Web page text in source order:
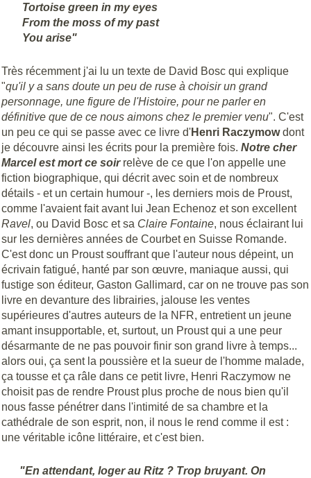
Tortoise green in my eyes
From the moss of my past
You arise"
Très récemment j'ai lu un texte de David Bosc qui explique
"qu'il y a sans doute un peu de ruse à choisir un grand
personnage, une figure de l'Histoire, pour ne parler en
définitive que de ce nous aimons chez le premier venu". C'est
un peu ce qui se passe avec ce livre d'Henri Raczymowdont
je découvre ainsi les écrits pour la première fois. Notre cher
Marcel est mort ce soir relève de ce que l'on appelle une
fiction biographique, qui décrit avec soin et de nombreux
détails - et un certain humour -, les derniers mois de Proust,
comme l'avaient fait avant lui Jean Echenoz et son excellent
Ravel, ou David Bosc et sa Claire Fontaine, nous éclairant lui
sur les dernières années de Courbet en Suisse Romande.
C'est donc un Proust souffrant que l'auteur nous dépeint, un
écrivain fatigué, hanté par son œuvre, maniaque aussi, qui
fustige son éditeur, Gaston Gallimard, car on ne trouve pas son
livre en devanture des librairies, jalouse les ventes
supérieures d'autres auteurs de la NFR, entretient un jeune
amant insupportable, et, surtout, un Proust qui a une peur
désarmante de ne pas pouvoir finir son grand livre à temps...
alors oui, ça sent la poussière et la sueur de l'homme malade,
ça tousse et ça râle dans ce petit livre, Henri Raczymow ne
choisit pas de rendre Proust plus proche de nous bien qu'il
nous fasse pénétrer dans l'intimité de sa chambre et la
cathédrale de son esprit, non, il nous le rend comme il est :
une véritable icône littéraire, et c'est bien.
"En attendant, loger au Ritz ? Trop bruyant. On